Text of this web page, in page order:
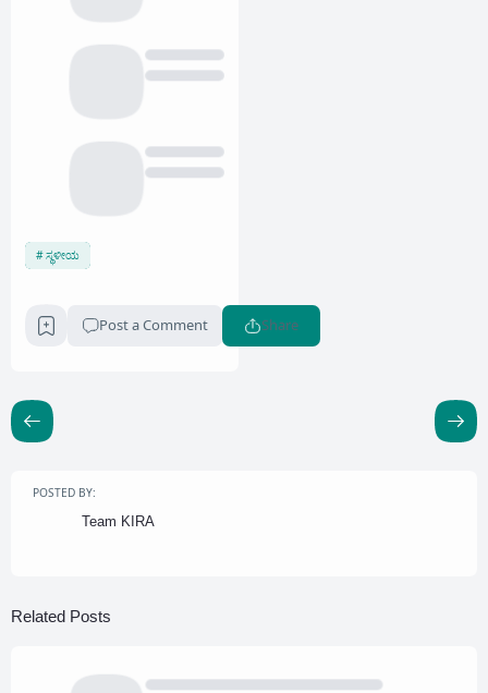
ಸ್ಥಳೀಯ
Post a Comment Share
POSTED BY:
Team KIRA
Related Posts